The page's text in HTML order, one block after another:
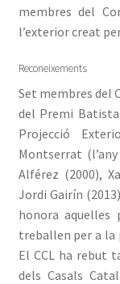
membres del
l’exterior creat
Reconeixements
Set membres del
del Premi
Projecció
Montserrat
Alférez (2000),
Jordi Gairín
honora aquelles
treballen per a la
El CCL ha rebut
dels Casals